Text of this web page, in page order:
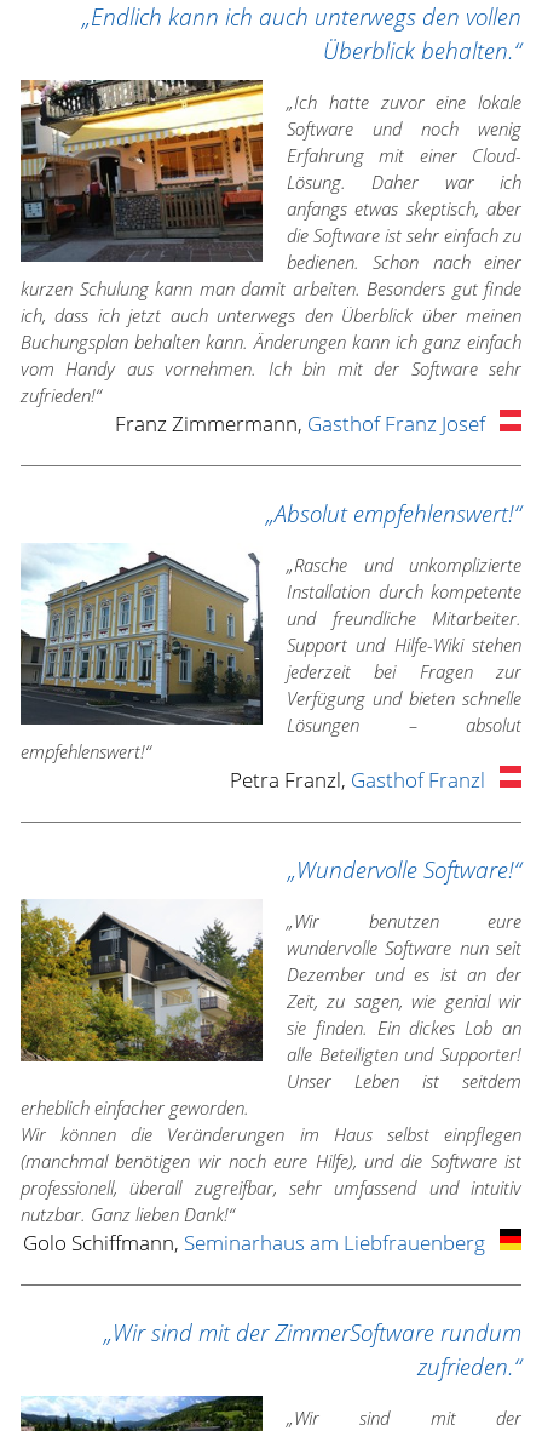
„Endlich kann ich auch unterwegs den vollen
Überblick behalten.“
„Ich hatte zuvor eine lokale
Software und noch wenig
Erfahrung mit einer Cloud-
Lösung. Daher war ich
anfangs etwas skeptisch, aber
die Software ist sehr einfach zu
bedienen. Schon nach einer
kurzen Schulung kann man damit arbeiten. Besonders gut finde
ich, dass ich jetzt auch unterwegs den Überblick über meinen
Buchungsplan behalten kann. Änderungen kann ich ganz einfach
vom Handy aus vornehmen. Ich bin mit der Software sehr
zufrieden!“
Franz Zimmermann, Gasthof Franz Josef
„Absolut empfehlenswert!“
„Rasche und unkomplizierte
Installation durch kompetente
und freundliche Mitarbeiter.
Support und Hilfe-Wiki stehen
jederzeit bei Fragen zur
Verfügung und bieten schnelle
Lösungen – absolut
empfehlenswert!“
Petra Franzl, Gasthof Franzl
„Wundervolle Software!“
„Wir benutzen eure
wundervolle Software nun seit
Dezember und es ist an der
Zeit, zu sagen, wie genial wir
sie finden. Ein dickes Lob an
alle Beteiligten und Supporter!
Unser Leben ist seitdem
erheblich einfacher geworden.
Wir können die Veränderungen im Haus selbst einpflegen
(manchmal benötigen wir noch eure Hilfe), und die Software ist
professionell, überall zugreifbar, sehr umfassend und intuitiv
nutzbar. Ganz lieben Dank!“
Golo Schiffmann, Seminarhaus am Liebfrauenberg
„Wir sind mit der ZimmerSoftware rundum
zufrieden.“
„Wir sind mit der